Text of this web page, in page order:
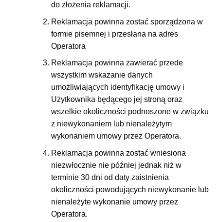
do złożenia reklamacji.
Reklamacja powinna zostać sporządzona w
formie pisemnej i przesłana na adres
Operatora
Reklamacja powinna zawierać przede
wszystkim wskazanie danych
umożliwiających identyfikację umowy i
Użytkownika będącego jej stroną oraz
wszelkie okoliczności podnoszone w związku
z niewykonaniem lub nienależytym
wykonaniem umowy przez Operatora.
Reklamacja powinna zostać wniesiona
niezwłocznie nie później jednak niż w
terminie 30 dni od daty zaistnienia
okoliczności powodujących niewykonanie lub
nienależyte wykonanie umowy przez
Operatora.